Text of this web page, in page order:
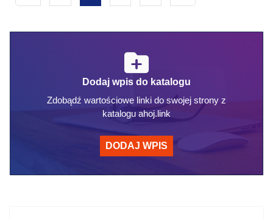
Dodaj wpis do katalogu
Zdobądź wartościowe linki do swojej strony z
katalogu ahoj.link
DODAJ WPIS